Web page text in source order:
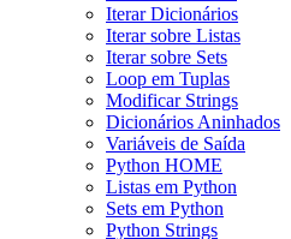
Iterar Dicionários
Iterar sobre Listas
Iterar sobre Sets
Loop em Tuplas
Modificar Strings
Dicionários Aninhados
Variáveis de Saída
Python HOME
Listas em Python
Sets em Python
Python Strings